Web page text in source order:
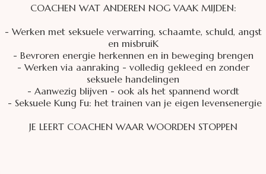
COACHEN WAT ANDEREN NOG VAAK MIJDEN:
- Werken met seksuele verwarring, schaamte, schuld, angst
en misbruiK
- Bevroren energie herkennen en in beweging brengen
- Werken via aanraking - volledig gekleed en zonder
seksuele handelingen
- Aanwezig blijven - ook als het spannend wordt
- Seksuele Kung Fu: het trainen van je eigen levensenergie
JE LEERT COACHEN WAAR WOORDEN STOPPEN